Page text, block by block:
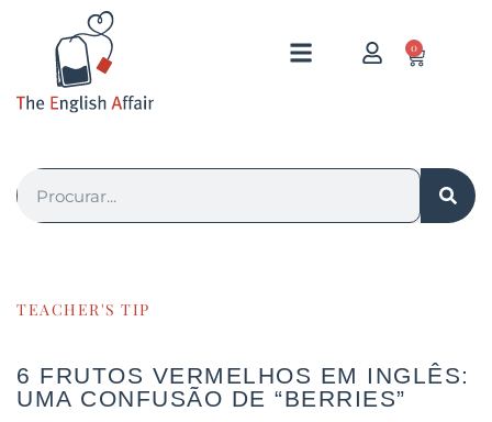
0
TEACHER'S TIP
6 FRUTOS VERMELHOS EM INGLÊS:
UMA CONFUSÃO DE “BERRIES”